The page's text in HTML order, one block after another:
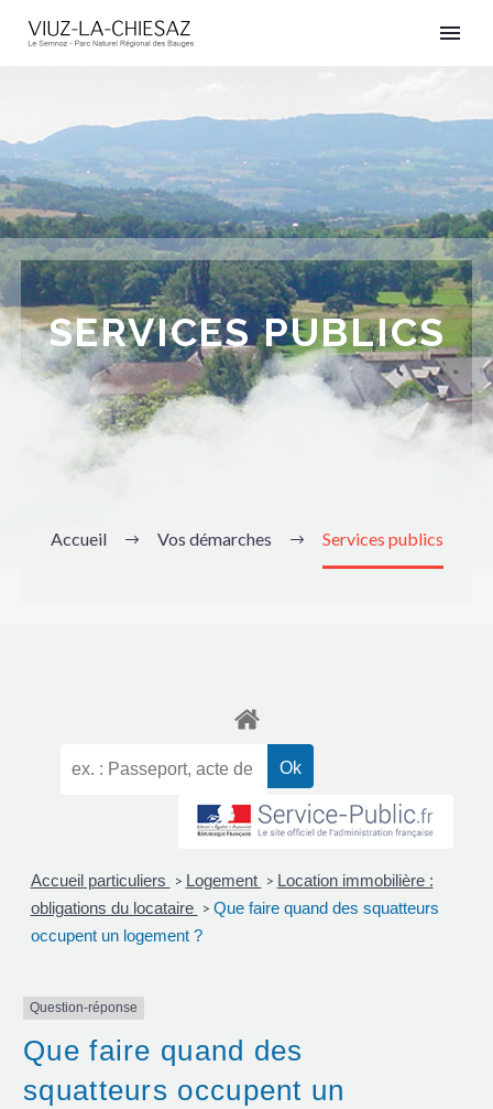
SERVICES PUBLICS
Accueil Vos démarches Services publics
Accueil particuliers > Logement > Location immobilière :
obligations du locataire > Que faire quand des squatteurs
occupent un logement ?
Question-réponse
Que faire quand des
squatteurs occupent un